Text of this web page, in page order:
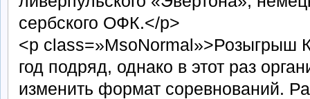
сербского ОФК.</p>
<p class=»MsoNormal»>Розыгрыш
год подряд, однако в этот раз
изменить формат соревнований.